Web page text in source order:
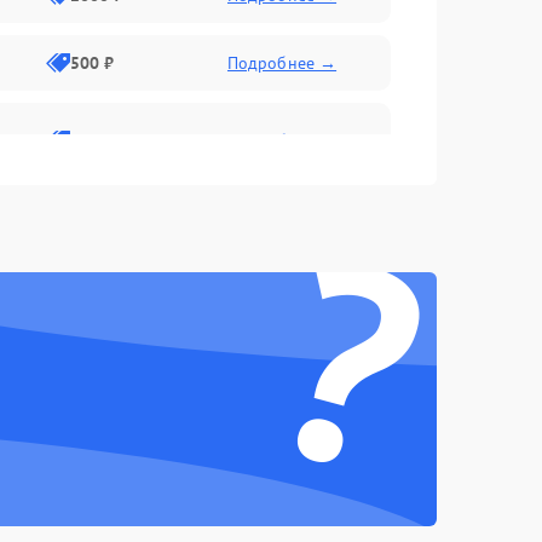
500 ₽ Подробнее →
1000 ₽ Подробнее →
Подробнее →
Подробнее →
Подробнее →
?